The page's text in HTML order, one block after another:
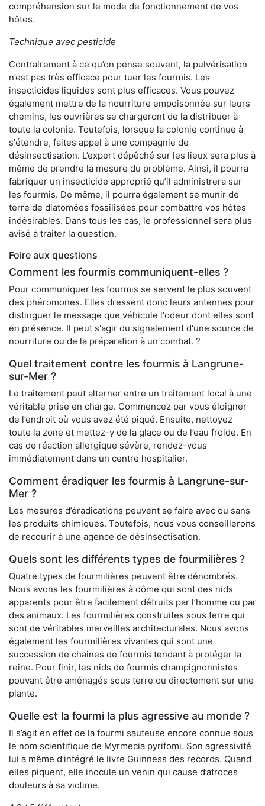
compréhension sur le mode de fonctionnement de vos
hôtes.
Technique avec pesticide
Contrairement à ce qu’on pense souvent, la pulvérisation
n’est pas très efficace pour tuer les fourmis. Les
insecticides liquides sont plus efficaces. Vous pouvez
également mettre de la nourriture empoisonnée sur leurs
chemins, les ouvrières se chargeront de la distribuer à
toute la colonie. Toutefois, lorsque la colonie continue à
s'étendre, faites appel à une compagnie de
désinsectisation. L’expert dépêché sur les lieux sera plus à
même de prendre la mesure du problème. Ainsi, il pourra
fabriquer un insecticide approprié qu’il administrera sur
les fourmis. De même, il pourra également se munir de
terre de diatomées fossilisées pour combattre vos hôtes
indésirables. Dans tous les cas, le professionnel sera plus
avisé à traiter la question.
Foire aux questions
Comment les fourmis communiquent-elles ?
Pour communiquer les fourmis se servent le plus souvent
des phéromones. Elles dressent donc leurs antennes pour
distinguer le message que véhicule l'odeur dont elles sont
en présence. Il peut s'agir du signalement d'une source de
nourriture ou de la préparation à un combat. ?
Quel traitement contre les fourmis à Langrune-
sur-Mer ?
Le traitement peut alterner entre un traitement local à une
véritable prise en charge. Commencez par vous éloigner
de l’endroit où vous avez été piqué. Ensuite, nettoyez
toute la zone et mettez-y de la glace ou de l’eau froide. En
cas de réaction allergique sévère, rendez-vous
immédiatement dans un centre hospitalier.
Comment éradiquer les fourmis à Langrune-sur-
Mer ?
Les mesures d’éradications peuvent se faire avec ou sans
les produits chimiques. Toutefois, nous vous conseillerons
de recourir à une agence de désinsectisation.
Quels sont les différents types de fourmilières ?
Quatre types de fourmilières peuvent être dénombrés.
Nous avons les fourmilières à dôme qui sont des nids
apparents pour être facilement détruits par l’homme ou par
des animaux. Les fourmilières construites sous terre qui
sont de véritables merveilles architecturales. Nous avons
également les fourmilières vivantes qui sont une
succession de chaines de fourmis tendant à protéger la
reine. Pour finir, les nids de fourmis champignonnistes
pouvant être aménagés sous terre ou directement sur une
plante.
Quelle est la fourmi la plus agressive au monde ?
Il s’agit en effet de la fourmi sauteuse encore connue sous
le nom scientifique de Myrmecia pyrifomi. Son agressivité
lui a même d’intégré le livre Guinness des records. Quand
elles piquent, elle inocule un venin qui cause d’atroces
douleurs à sa victime.